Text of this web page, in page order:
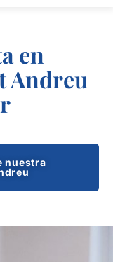
en
Andreu
nuestra